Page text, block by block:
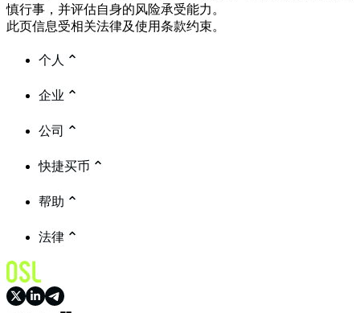
慎行事，并评估自身的风险承受能力。
此页信息受相关法律及使用条款约束。
个人
企业
公司
快捷买币
帮助
法律